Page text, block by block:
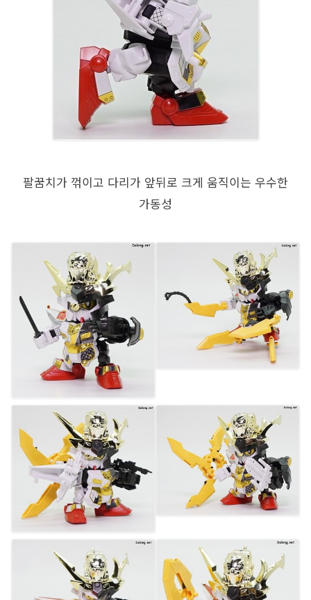
팔꿈치가 꺾이고 다리가 앞뒤로 크게 움직이는 우수한
가동성